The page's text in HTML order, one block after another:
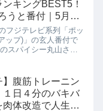
キングBEST5！
うと番付｜5月20
フジテレビ系列「ポッ
ップ)」の玄人番付で
スパイシー丸山さん
たので番付け結果を詳
。>>...
】腹筋トレーニン
１日４分のバキバ
体改造で人生激